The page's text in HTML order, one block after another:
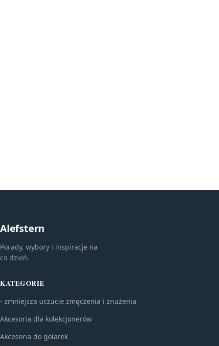
Alefstern
Porady, wybory i inspiracje na
co dzień.
KATEGORIE
- zmniejsza uczucie zmęczenia i znużenia
Akcesoria dla kolekcjonerów
Akcesoria do golarek